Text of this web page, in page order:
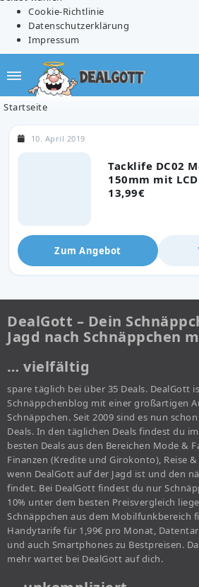
Cookie-Richtlinie
Datenschutzerklärung
Impressum
Startseite
Tacklife DC02
150mm mit
13,99€
10. April 2019
Zum Angebot
DealGott – Dein
Jagd nach Schnäppchen
… vielfältig
spare täglich bei über 35 Deals. DealGott
Schnäppchenblog mit einer großartigen
Schnäppchen. Seit 2009 sind es nun
Deals. In den täglichen Deals findest du
besten Deals aus den Bereichen Mode &
Finanzen (Kredite und Girokonto), Reise
wenn DealGott auf der Jagd ist und den
findet. Bei DealGott findest du nur
10% unter dem besten Preisvergleich
Schnäppchen aus dem Mobilfunkbereich
Handytarife für 1,99€ pro Monat,
und auch Smartphones zu Bestpreisen.
mehr wartet bei DealGott auf dich.